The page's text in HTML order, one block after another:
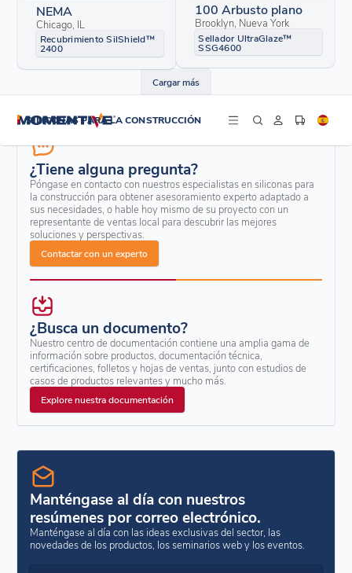
NEMA
Chicago, IL
Recubrimiento SilShield™
2400
100 Arbusto plano
Brooklyn, Nueva York
Sellador UltraGlaze™
SSG4600
Cargar más
SILICONAS PARA LA CONSTRUCCIÓN
¿Tiene alguna pregunta?
Póngase en contacto con nuestros especialistas en siliconas para
la construcción para obtener asesoramiento experto adaptado a
sus necesidades, o hable hoy mismo de su proyecto con un
representante de ventas local para descubrir las mejores
soluciones y perspectivas.
Contactar con un experto
¿Busca un documento?
Nuestro centro de documentación contiene una amplia gama de
información sobre productos, documentación técnica,
certificaciones, folletos y hojas de ventas, junto con estudios de
casos de productos relevantes y mucho más.
Explore nuestra documentación
Manténgase al día con nuestros
resúmenes por correo electrónico.
Manténgase al día con las ideas exclusivas del sector, las
novedades de los productos, los seminarios web y los eventos.